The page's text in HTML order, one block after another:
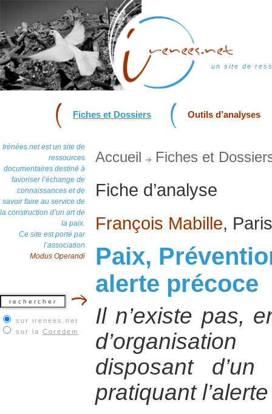
un site de
Fiches et Dossiers Outils d’analyses
Irénées.net est un site de
ressources
documentaires destiné à
favoriser l’échange de
connaissances et de
savoir faire au service de
la construction d’un art de
la paix.
Ce site est porté par
l’association
Modus Operandi
sur irenees.net
sur la Coredem
Accueil Fiches et
Fiche d’analyse
François Mabille,
Paix,
alerte précoce
Il n’existe pas,
disposant
pratiquant